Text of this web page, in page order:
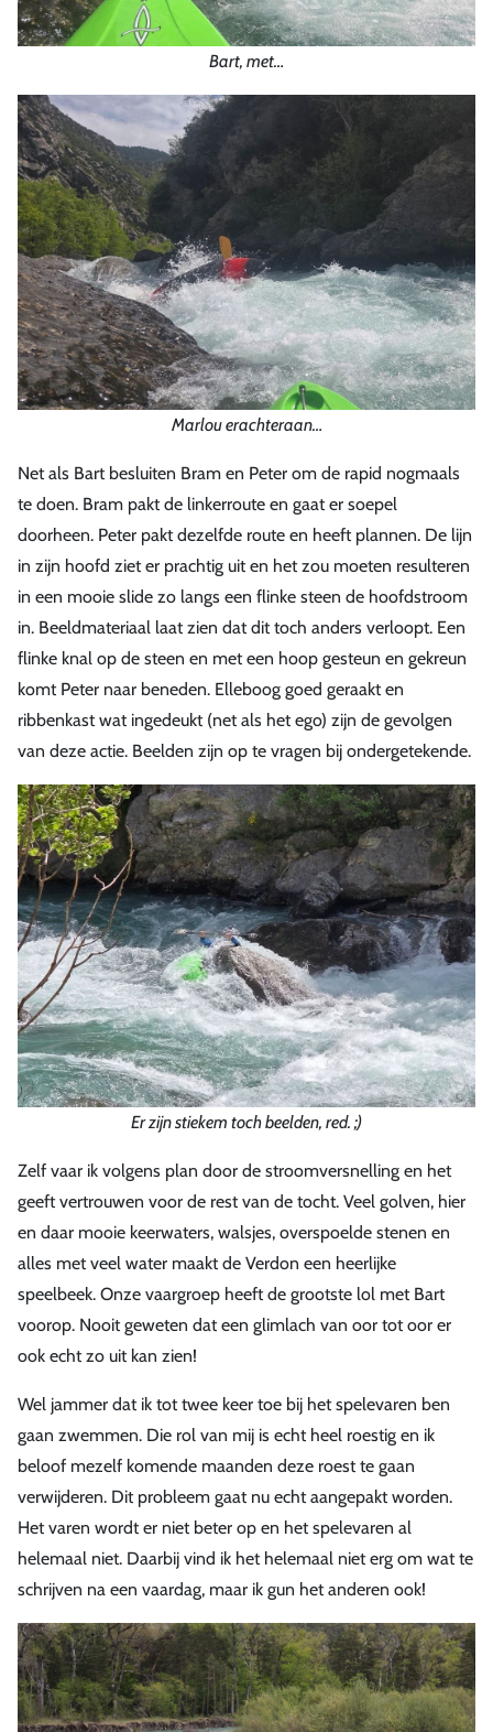
Bart, met…
Marlou erachteraan…
Net als Bart besluiten Bram en Peter om de rapid nogmaals
te doen. Bram pakt de linkerroute en gaat er soepel
doorheen. Peter pakt dezelfde route en heeft plannen. De lijn
in zijn hoofd ziet er prachtig uit en het zou moeten resulteren
in een mooie slide zo langs een flinke steen de hoofdstroom
in. Beeldmateriaal laat zien dat dit toch anders verloopt. Een
flinke knal op de steen en met een hoop gesteun en gekreun
komt Peter naar beneden. Elleboog goed geraakt en
ribbenkast wat ingedeukt (net als het ego) zijn de gevolgen
van deze actie. Beelden zijn op te vragen bij ondergetekende.
Er zijn stiekem toch beelden, red. ;)
Zelf vaar ik volgens plan door de stroomversnelling en het
geeft vertrouwen voor de rest van de tocht. Veel golven, hier
en daar mooie keerwaters, walsjes, overspoelde stenen en
alles met veel water maakt de Verdon een heerlijke
speelbeek. Onze vaargroep heeft de grootste lol met Bart
voorop. Nooit geweten dat een glimlach van oor tot oor er
ook echt zo uit kan zien!
Wel jammer dat ik tot twee keer toe bij het spelevaren ben
gaan zwemmen. Die rol van mij is echt heel roestig en ik
beloof mezelf komende maanden deze roest te gaan
verwijderen. Dit probleem gaat nu echt aangepakt worden.
Het varen wordt er niet beter op en het spelevaren al
helemaal niet. Daarbij vind ik het helemaal niet erg om wat te
schrijven na een vaardag, maar ik gun het anderen ook!